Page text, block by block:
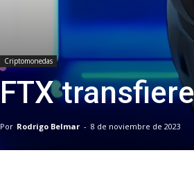
Criptomonedas
FTX
Por Rodrigo Belmar - 8 de noviembre de 2023